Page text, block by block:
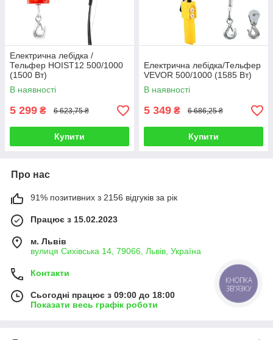
Електрична лебідка /
Тельфер HOIST12 500/1000
(1500 Вт)
В наявності
5 299 ₴ 6 623,75 ₴
Купити
Електрична лебідка/Тельфер
VEVOR 500/1000 (1585 Вт)
В наявності
5 349 ₴ 6 686,25 ₴
Купити
Про нас
91% позитивних з 2156 відгуків за рік
Працює з 15.02.2023
м. Львів
вулиця Сихівська 14, 79066, Львів, Україна
Контакти
Сьогодні працює з 09:00 до 18:00
Показати весь графік роботи
КНОПКА
ЗВ'ЯЗКУ